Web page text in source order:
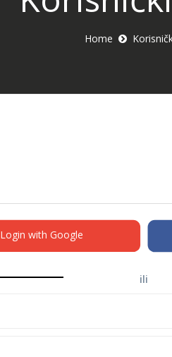
Home
Login with Google
ili